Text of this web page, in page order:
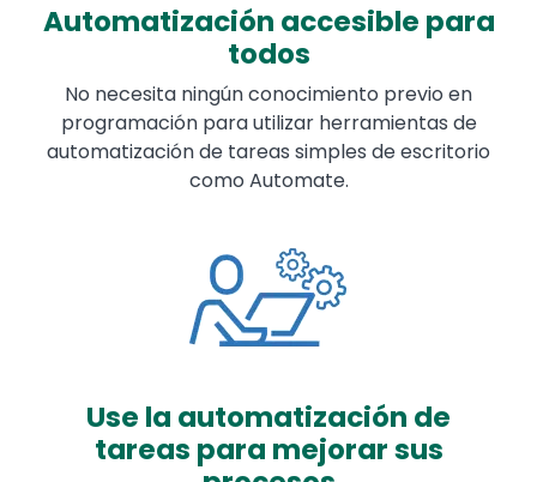
Automatización accesible para
todos
No necesita ningún conocimiento previo en
programación para utilizar herramientas de
automatización de tareas simples de escritorio
como Automate.
Use la automatización de
tareas para mejorar sus